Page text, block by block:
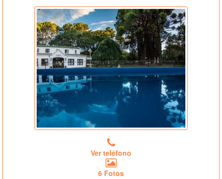
Ver teléfono
6 Fotos